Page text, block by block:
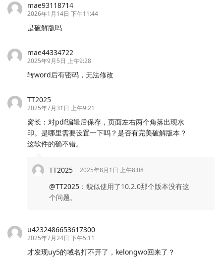
mae93118714
2026年1月14日 下午11:44
是破解版吗
mae44334722
2025年9月5日 上午9:28
转word后有密码，无法修改
TT2025
2025年7月31日 上午9:21
窝长：对pdf编辑后保存，页面左右两个角落出现水
印。是哪里需要设置一下吗？是否有完美破解版本？
这软件的确不错。
TT2025 2025年8月1日 上午8:08
@TT2025 ： 貌似使用了10.2.0那个版本没有这
个问题。
u4232486653617300
2025年7月24日 下午5:11
才发现uy5的域名打不开了，kelongwo回来了？